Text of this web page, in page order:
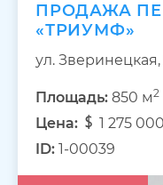
ПРОДАЖА
«ТРИУМФ»
ул. Зверинецкая,
Площадь: 850 м2
Цена:
1 275 000
ID: 1-00039